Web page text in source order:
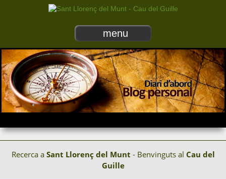
menu
Recerca a Sant Llorenç del Munt - Benvinguts al Cau del
Guille